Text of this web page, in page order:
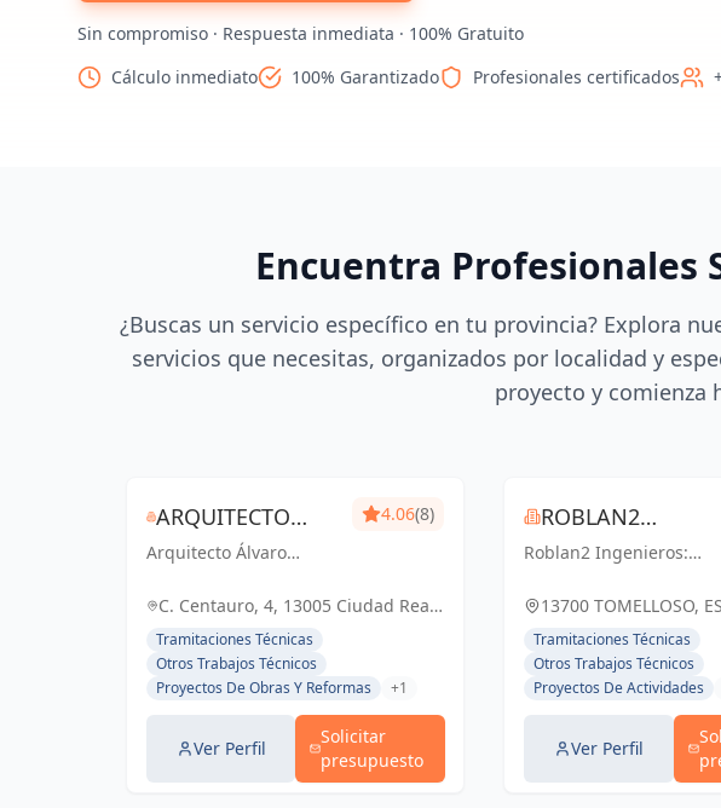
Sin compromiso · Respuesta inmediata · 100% Gratuito
Cálculo inmediato
100% Garantizado Profesionales certificados
Encuentra Profesionales
¿Buscas un servicio específico en tu provincia? Explora
servicios que necesitas, organizados por localidad y
proyecto y comienza
ARQUITECTO
ÁLVARO
PALOMARES
Arquitecto Álvaro
Tu Mundo,
4.06(8)
C. Centauro, 4, 13005 Ciudad Real,
España, España
Tramitaciones Técnicas
Otros Trabajos Técnicos
Proyectos De Obras Y Reformas
+1
Ver Perfil
Solicitar
presupuesto
ROBLAN2
INGENIEROS
Roblan2 Ingenieros:
precisas para un futuro
Tomelloso.
13700 TOMELLOSO,
España
Tramitaciones Técnicas
Otros Trabajos Técnicos
Proyectos De Actividades
Ver Perfil